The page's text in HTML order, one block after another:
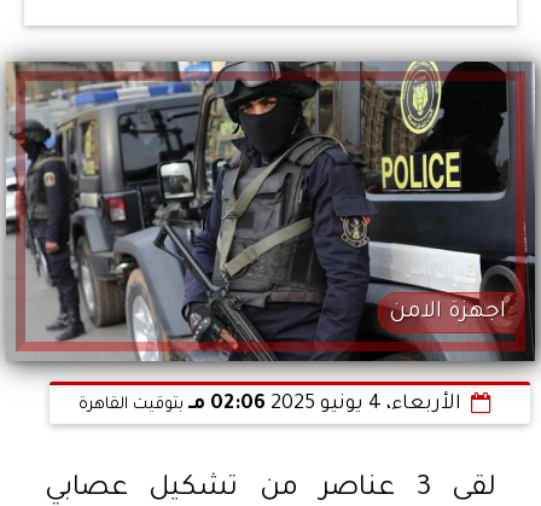
اجهزة الامن
الأربعاء، 4 يونيو 2025 02:06 مـ بتوقيت القاهرة
لقى 3 عناصر من تشكيل عصابي